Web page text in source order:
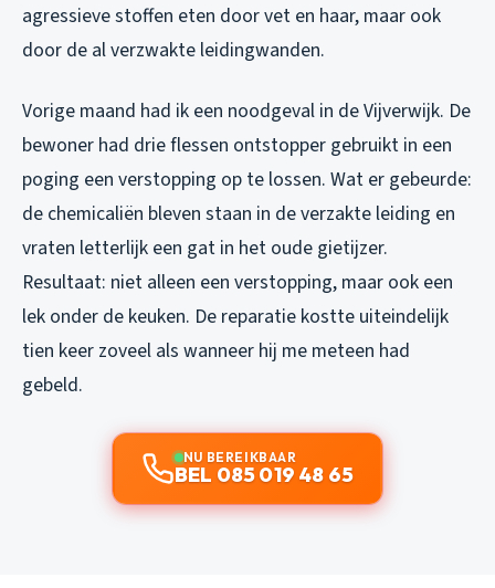
agressieve stoffen eten door vet en haar, maar ook
door de al verzwakte leidingwanden.
Vorige maand had ik een noodgeval in de Vijverwijk. De
bewoner had drie flessen ontstopper gebruikt in een
poging een verstopping op te lossen. Wat er gebeurde:
de chemicaliën bleven staan in de verzakte leiding en
vraten letterlijk een gat in het oude gietijzer.
Resultaat: niet alleen een verstopping, maar ook een
lek onder de keuken. De reparatie kostte uiteindelijk
tien keer zoveel als wanneer hij me meteen had
gebeld.
NU BEREIKBAAR
BEL 085 019 48 65